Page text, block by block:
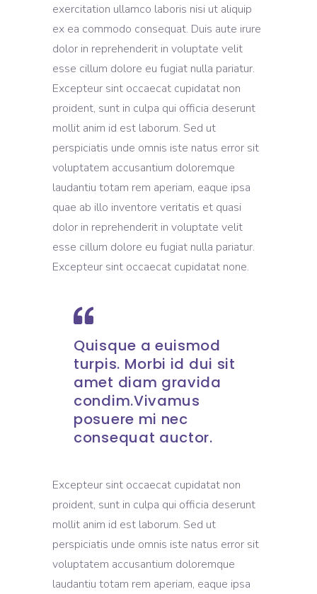
exercitation ullamco laboris nisi ut aliquip
ex ea commodo consequat. Duis aute irure
dolor in reprehenderit in voluptate velit
esse cillum dolore eu fugiat nulla pariatur.
Excepteur sint occaecat cupidatat non
proident, sunt in culpa qui officia deserunt
mollit anim id est laborum. Sed ut
perspiciatis unde omnis iste natus error sit
voluptatem accusantium doloremque
laudantiu totam rem aperiam, eaque ipsa
quae ab illo inventore veritatis et quasi
dolor in reprehenderit in voluptate velit
esse cillum dolore eu fugiat nulla pariatur.
Excepteur sint occaecat cupidatat none.
Quisque a euismod
turpis. Morbi id dui sit
amet diam gravida
condim.Vivamus
posuere mi nec
consequat auctor.
Excepteur sint occaecat cupidatat non
proident, sunt in culpa qui officia deserunt
mollit anim id est laborum. Sed ut
perspiciatis unde omnis iste natus error sit
voluptatem accusantium doloremque
laudantiu totam rem aperiam, eaque ipsa